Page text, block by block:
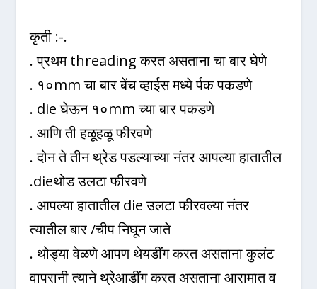
कृती :-.
. प्रथम threading करत असताना चा बार घेणे
. १०mm चा बार बेंच व्हाईस मध्ये र्पक पकडणे
. die घेऊन १०mm च्या बार पकडणे
. आणि ती हळूहळू फीरवणे
. दोन ते तीन थ्रेड पडल्याच्या नंतर आपल्या हातातील
.dieथोड उलटा फीरवणे
. आपल्या हातातील die उलटा फीरवल्या नंतर
त्यातील बार /चीप निघून जाते
. थोड्या वेळणे आपण थेयडींग करत असताना कुलंट
वापरानी त्याने थ्रेआडींग करत असताना आरामात व